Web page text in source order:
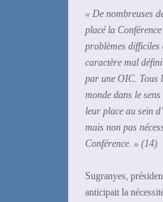
« De nombreuses
placé la
problèmes difficiles
caractère mal
par une OIC. Tous
monde dans le
leur place au sein
mais non pas
Conférence. » (14)
Sugranyes,
anticipait la